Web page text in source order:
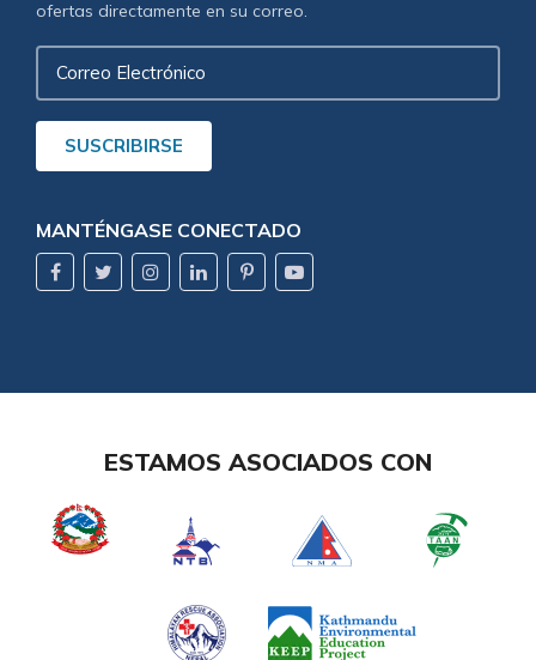
ofertas directamente en su correo.
Correo
Electrónico
SUSCRIBIRSE
MANTÉNGASE CONECTADO
ESTAMOS ASOCIADOS CON